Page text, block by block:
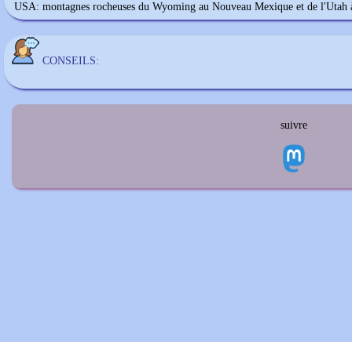
USA: montagnes rocheuses du Wyoming au Nouveau Mexique et de
CONSEILS:
suivre